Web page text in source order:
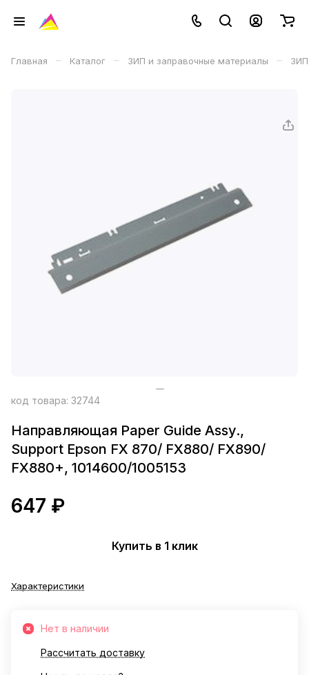
Главная – Каталог – ЗИП и заправочные материалы – ЗИП
код товара: 32744
Направляющая Paper Guide Assy.,
Support Epson FX 870/ FX880/ FX890/
FX880+, 1014600/1005153
647 ₽
Купить в 1 клик
Характеристики
Нет в наличии
Рассчитать доставку